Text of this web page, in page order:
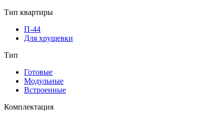
Тип квартиры
П-44
Для хрущевки
Тип
Готовые
Модульные
Встроенные
Комплектация